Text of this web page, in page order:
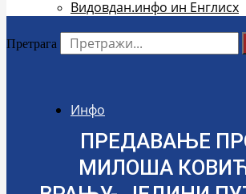
Видовдан.инфо ин Енглисх
Претрага
Инфо
ПРЕДАВАЊЕ
МИЛОША